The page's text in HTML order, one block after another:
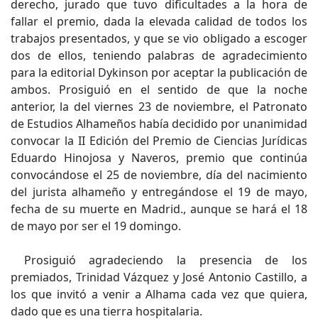
derecho, jurado que tuvo dificultades a la hora de
fallar el premio, dada la elevada calidad de todos los
trabajos presentados, y que se vio obligado a escoger
dos de ellos, teniendo palabras de agradecimiento
para la editorial Dykinson por aceptar la publicación de
ambos. Prosiguió en el sentido de que la noche
anterior, la del viernes 23 de noviembre, el Patronato
de Estudios Alhameños había decidido por unanimidad
convocar la II Edición del Premio de Ciencias Jurídicas
Eduardo Hinojosa y Naveros, premio que continúa
convocándose el 25 de noviembre, día del nacimiento
del jurista alhameño y entregándose el 19 de mayo,
fecha de su muerte en Madrid., aunque se hará el 18
de mayo por ser el 19 domingo.
Prosiguió agradeciendo la presencia de los
premiados, Trinidad Vázquez y José Antonio Castillo, a
los que invitó a venir a Alhama cada vez que quiera,
dado que es una tierra hospitalaria.